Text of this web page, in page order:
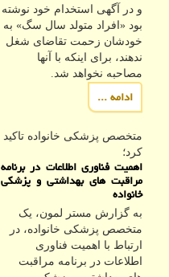
و در آگهی استخدام خود نوشته
بود «افراد متولد سال سگ» به
خودشان زحمت تقاضای شغل
ندهند، برای اینکه با آنها
مصاحبه نخواهد شد.
ادامه ...
متخصص پزشكی خانواده تاكید
كرد؛
اهمیت فناوری اطلاعات در برنامه
مراقبت های بهداشتی و پزشکی
خانواده
به گزارش مستر لمون، یک
متخصص پزشکی خانواده، در
ارتباط با اهمیت فناوری
اطلاعات در برنامه مراقبت